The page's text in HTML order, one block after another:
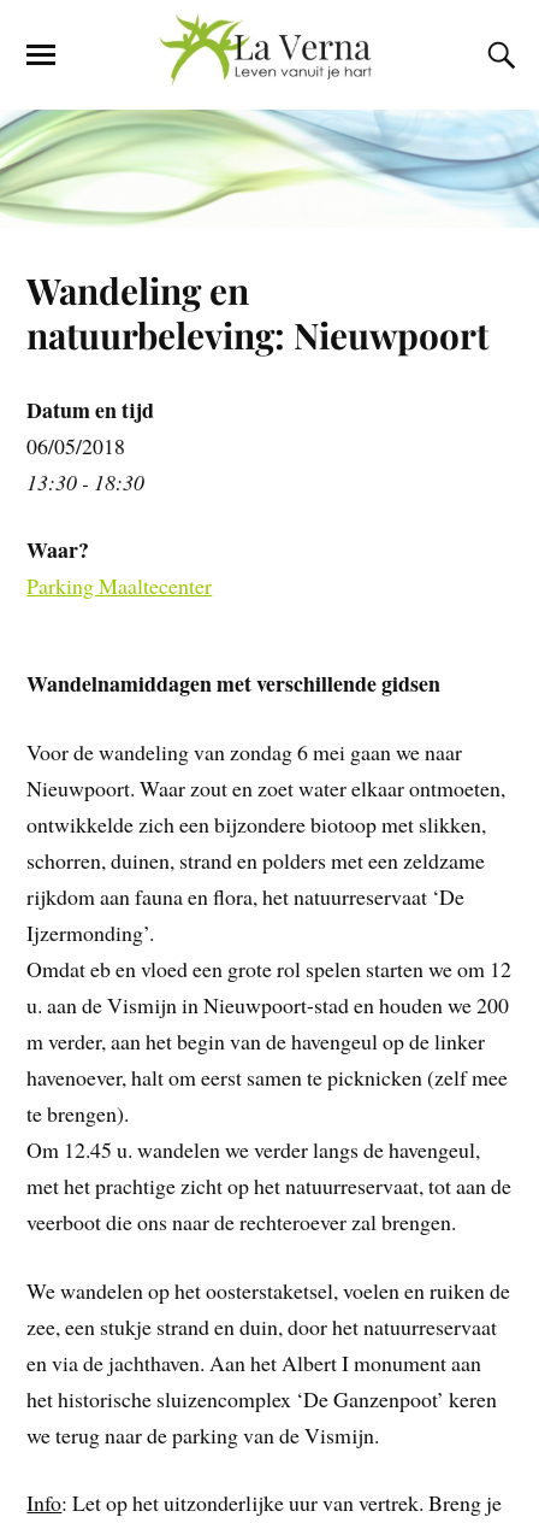
Wandeling en
natuurbeleving: Nieuwpoort
Datum en tijd
06/05/2018
13:30 - 18:30
Waar?
Parking Maaltecenter
Wandelnamiddagen met verschillende gidsen
Voor de wandeling van zondag 6 mei gaan we naar
Nieuwpoort. Waar zout en zoet water elkaar ontmoeten,
ontwikkelde zich een bijzondere biotoop met slikken,
schorren, duinen, strand en polders met een zeldzame
rijkdom aan fauna en flora, het natuurreservaat ‘De
Ijzermonding’.
Omdat eb en vloed een grote rol spelen starten we om 12
u. aan de Vismijn in Nieuwpoort-stad en houden we 200
m verder, aan het begin van de havengeul op de linker
havenoever, halt om eerst samen te picknicken (zelf mee
te brengen).
Om 12.45 u. wandelen we verder langs de havengeul,
met het prachtige zicht op het natuurreservaat, tot aan de
veerboot die ons naar de rechteroever zal brengen.
We wandelen op het oosterstaketsel, voelen en ruiken de
zee, een stukje strand en duin, door het natuurreservaat
en via de jachthaven. Aan het Albert I monument aan
het historische sluizencomplex ‘De Ganzenpoot’ keren
we terug naar de parking van de Vismijn.
Info: Let op het uitzonderlijke uur van vertrek. Breng je